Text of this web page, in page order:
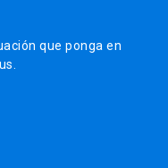
que ponga en